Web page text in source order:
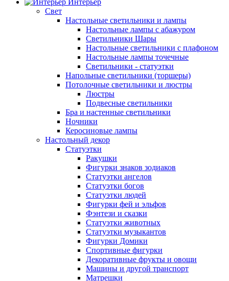
Интерьер
Свет
Настольные светильники и лампы
Настольные лампы с абажуром
Светильники Шары
Настольные светильники с плафоном
Настольные лампы точечные
Светильники - статуэтки
Напольные светильники (торшеры)
Потолочные светильники и люстры
Люстры
Подвесные светильники
Бра и настенные светильники
Ночники
Керосиновые лампы
Настольный декор
Статуэтки
Ракушки
Фигурки знаков зодиаков
Статуэтки ангелов
Статуэтки богов
Статуэтки людей
Фигурки фей и эльфов
Фэнтези и сказки
Статуэтки животных
Статуэтки музыкантов
Фигурки Домики
Спортивные фигурки
Декоративные фрукты и овощи
Машины и другой транспорт
Матрешки